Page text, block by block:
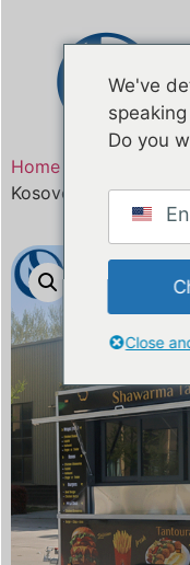
Home
/
Kosovo CE- en
We've
Do you
Close